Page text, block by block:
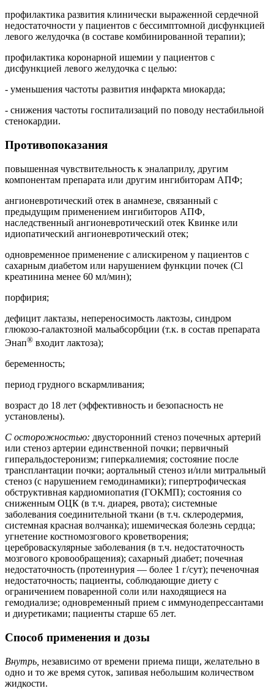
профилактика развития клинически выраженной сердечной
недостаточности у пациентов с бессимптомной дисфункцией
левого желудочка (в составе комбинированной терапии);
профилактика коронарной ишемии у пациентов с
дисфункцией левого желудочка с целью:
- уменьшения частоты развития инфаркта миокарда;
- снижения частоты госпитализаций по поводу нестабильной
стенокардии.
Противопоказания
повышенная чувствительность к эналаприлу, другим
компонентам препарата или другим ингибиторам АПФ;
ангионевротический отек в анамнезе, связанный с
предыдущим применением ингибиторов АПФ,
наследственный ангионевротический отек Квинке или
идиопатический ангионевротический отек;
одновременное применение с алискиреном у пациентов с
сахарным диабетом или нарушением функции почек (Cl
креатинина менее 60 мл/мин);
порфирия;
дефицит лактазы, непереносимость лактозы, синдром
глюкозо-галактозной мальабсорбции (т.к. в состав препарата
Энап® входит лактоза);
беременность;
период грудного вскармливания;
возраст до 18 лет (эффективность и безопасность не
установлены).
С осторожностью: двусторонний стеноз почечных артерий
или стеноз артерии единственной почки; первичный
гиперальдостеронизм; гиперкалиемия; состояние после
трансплантации почки; аортальный стеноз и/или митральный
стеноз (с нарушением гемодинамики); гипертрофическая
обструктивная кардиомиопатия (ГОКМП); состояния со
сниженным ОЦК (в т.ч. диарея, рвота); системные
заболевания соединительной ткани (в т.ч. склеродермия,
системная красная волчанка); ишемическая болезнь сердца;
угнетение костномозгового кроветворения;
цереброваскулярные заболевания (в т.ч. недостаточность
мозгового кровообращения); сахарный диабет; почечная
недостаточность (протеинурия — более 1 г/сут); печеночная
недостаточность; пациенты, соблюдающие диету с
ограничением поваренной соли или находящиеся на
гемодиализе; одновременный прием с иммунодепрессантами
и диуретиками; пациенты старше 65 лет.
Способ применения и дозы
Внутрь, независимо от времени приема пищи, желательно в
одно и то же время суток, запивая небольшим количеством
жидкости.